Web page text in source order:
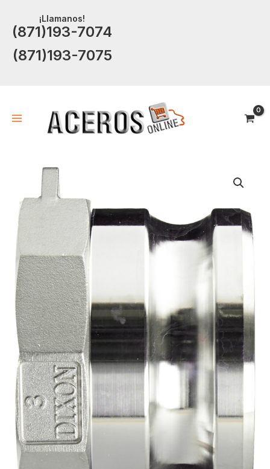
contenido
¡Llamanos!
(871)193-7074
(871)193-7075